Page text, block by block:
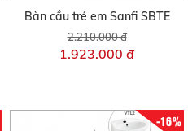
Bàn cầu trẻ em Sanfi SBTE
2.210.000 đ
1.923.000 đ
-16%